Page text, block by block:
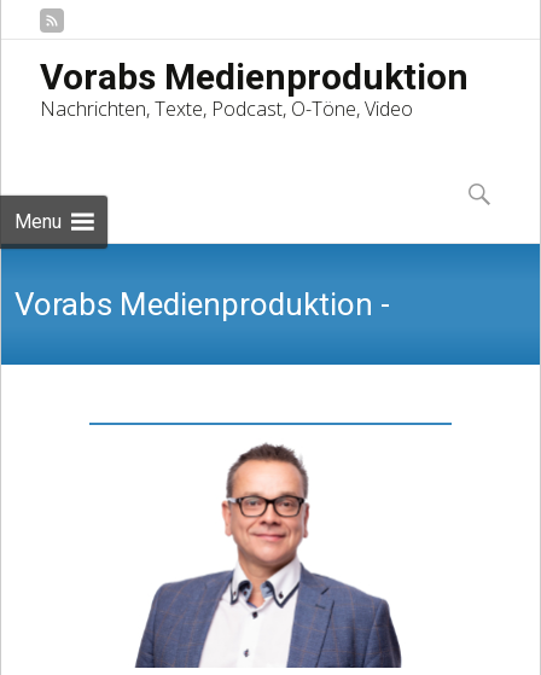
Vorabs Medienproduktion
Nachrichten, Texte, Podcast, O-Töne, Video
Menu
to
content
Suchen
nach:
Vorabs Medienproduktion -
Nachrichten, Texte, Podcast, O-Töne,